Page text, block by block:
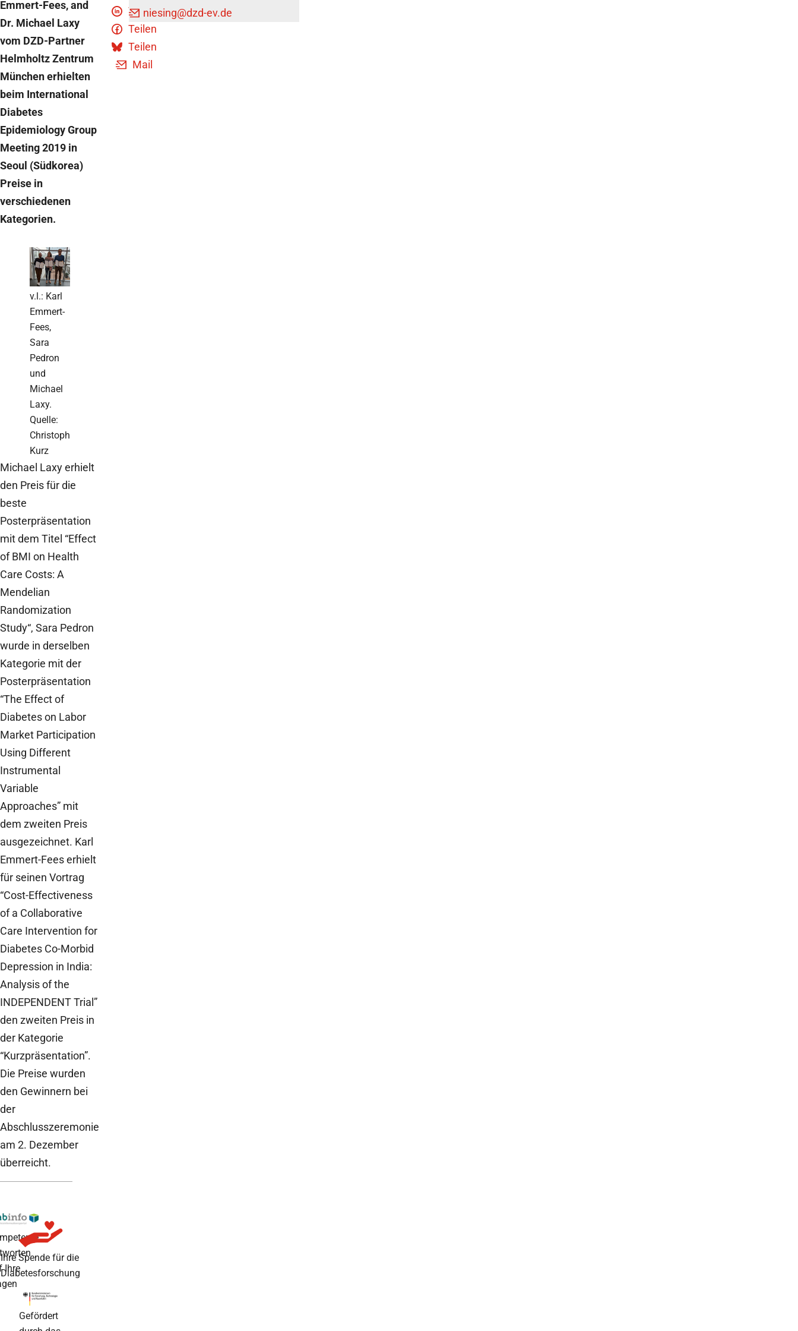
Emmert-Fees, and
Dr. Michael Laxy
vom DZD-Partner
Helmholtz Zentrum
München erhielten
beim International
Diabetes
Epidemiology Group
Meeting 2019 in
Seoul (Südkorea)
Preise in
verschiedenen
Kategorien.
v.l.: Karl
Emmert-
Fees,
Sara
Pedron
und
Michael
Laxy.
Quelle:
Christoph
Kurz
Michael Laxy erhielt
den Preis für die
beste
Posterpräsentation
mit dem Titel “Effect
of BMI on Health
Care Costs: A
Mendelian
Randomization
Study“, Sara Pedron
wurde in derselben
Kategorie mit der
Posterpräsentation
“The Effect of
Diabetes on Labor
Market Participation
Using Different
Instrumental
Variable
Approaches” mit
dem zweiten Preis
ausgezeichnet. Karl
Emmert-Fees erhielt
für seinen Vortrag
“Cost-Effectiveness
of a Collaborative
Care Intervention for
Diabetes Co-Morbid
Depression in India:
Analysis of the
INDEPENDENT Trial”
den zweiten Preis in
der Kategorie
“Kurzpräsentation”.
Die Preise wurden
den Gewinnern bei
der
Abschlusszeremonie
am 2. Dezember
überreicht.
Teilen
Teilen
Teilen
Mail
niesing@dzd-ev.de
Ihre
Ihre Spende für die
Diabetesforschung
Gefördert